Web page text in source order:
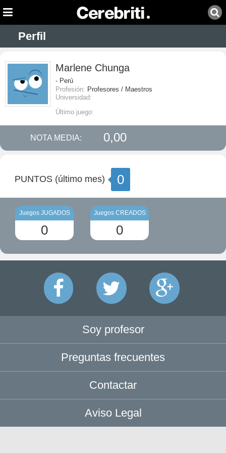
Perfil
Marlene Chunga
- Perú
Profesión: Profesores / Maestros
Universidad:
Último juego:
NOTA MEDIA: 0,00
PUNTOS (último mes) 0
Juegos JUGADOS
0
Juegos CREADOS
0
Soy profesor
Preguntas frecuentes
Contactar
Aviso Legal